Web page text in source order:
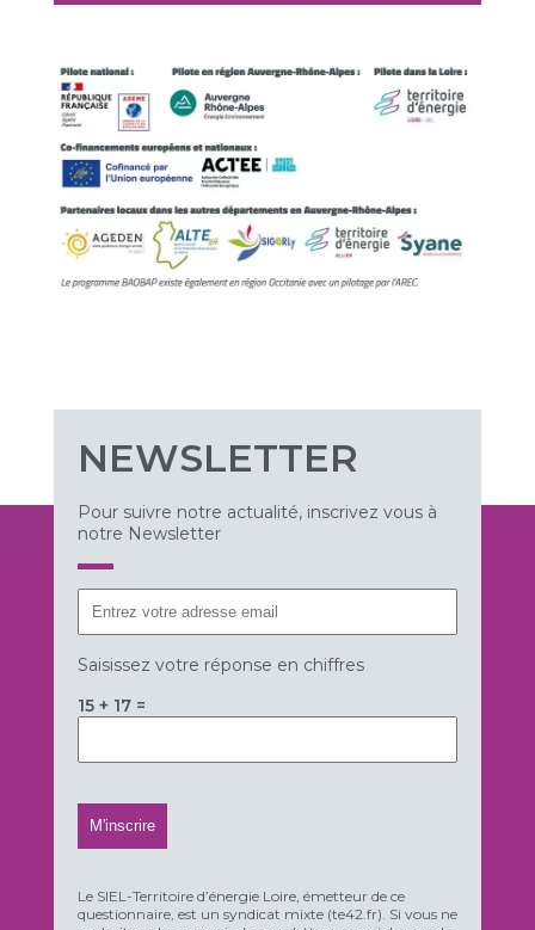
NEWSLETTER
Pour suivre notre actualité, inscrivez vous à
notre Newsletter
Saisissez votre réponse en chiffres
15 + 17 =
Le SIEL-Territoire d’énergie Loire, émetteur de ce
questionnaire, est un syndicat mixte (te42.fr). Si vous ne